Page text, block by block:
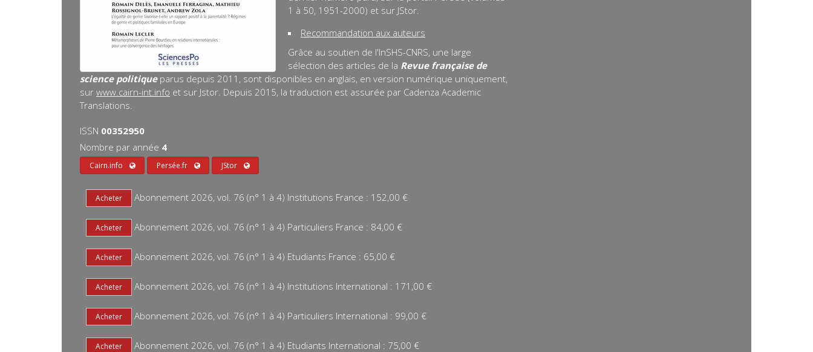
1 à 50, 1951-2000) et sur JStor.
Recommandation aux auteurs
Grâce au soutien de l'InSHS-CNRS, une large
sélection des articles de la Revue française de
science politiqueparus depuis 2011, sont disponibles en anglais, en version numérique uniquement,
sur www.cairn-int.info et sur Jstor. Depuis 2015, la traduction est assurée par Cadenza Academic
Translations.
ISSN 00352950
Nombre par année 4
Cairn.info Persée.fr JStor
Abonnement 2026, vol. 76 (n° 1 à 4) Institutions France : 152,00 €
Abonnement 2026, vol. 76 (n° 1 à 4) Particuliers France : 84,00 €
Abonnement 2026, vol. 76 (n° 1 à 4) Etudiants France : 65,00 €
Abonnement 2026, vol. 76 (n° 1 à 4) Institutions International : 171,00 €
Abonnement 2026, vol. 76 (n° 1 à 4) Particuliers International : 99,00 €
Abonnement 2026, vol. 76 (n° 1 à 4) Etudiants International : 75,00 €